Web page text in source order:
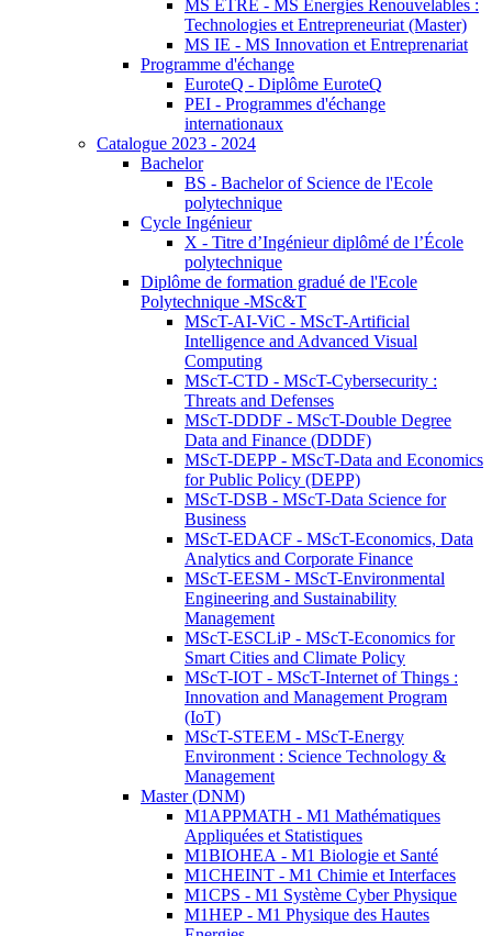
MS ETRE - MS Energies Renouvelables :
Technologies et Entrepreneuriat (Master)
MS IE - MS Innovation et Entreprenariat
Programme d'échange
EuroteQ - Diplôme EuroteQ
PEI - Programmes d'échange
internationaux
Catalogue 2023 - 2024
Bachelor
BS - Bachelor of Science de l'Ecole
polytechnique
Cycle Ingénieur
X - Titre d’Ingénieur diplômé de l’École
polytechnique
Diplôme de formation gradué de l'Ecole
Polytechnique -MSc&T
MScT-AI-ViC - MScT-Artificial
Intelligence and Advanced Visual
Computing
MScT-CTD - MScT-Cybersecurity :
Threats and Defenses
MScT-DDDF - MScT-Double Degree
Data and Finance (DDDF)
MScT-DEPP - MScT-Data and Economics
for Public Policy (DEPP)
MScT-DSB - MScT-Data Science for
Business
MScT-EDACF - MScT-Economics, Data
Analytics and Corporate Finance
MScT-EESM - MScT-Environmental
Engineering and Sustainability
Management
MScT-ESCLiP - MScT-Economics for
Smart Cities and Climate Policy
MScT-IOT - MScT-Internet of Things :
Innovation and Management Program
(IoT)
MScT-STEEM - MScT-Energy
Environment : Science Technology &
Management
Master (DNM)
M1APPMATH - M1 Mathématiques
Appliquées et Statistiques
M1BIOHEA - M1 Biologie et Santé
M1CHEINT - M1 Chimie et Interfaces
M1CPS - M1 Système Cyber Physique
M1HEP - M1 Physique des Hautes